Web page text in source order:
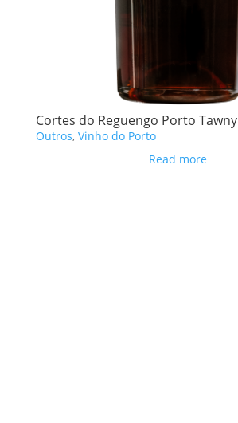
Cortes do Reguengo Porto Tawny
Outros, Vinho do Porto
Read more